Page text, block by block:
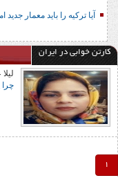
آیا ترکیه را باید معمار
کارتن خوابی در ایران
چرا
1